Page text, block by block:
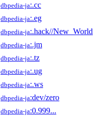
dbpedia-ja:.cc
dbpedia-ja:.eg
dbpedia-ja:.hack//New_World
dbpedia-ja:.jm
dbpedia-ja:.tz
dbpedia-ja:.ug
dbpedia-ja:.ws
dbpedia-ja:dev/zero
dbpedia-ja:0.999...